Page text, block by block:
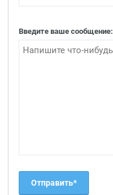
Введите ваше сообщение: